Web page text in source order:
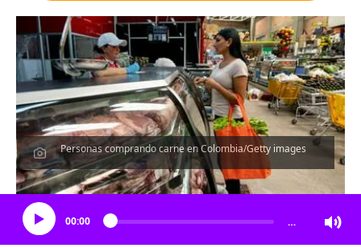
Personas comprando carne en Colombia/Getty images
Escucha el artículo
00:00 …